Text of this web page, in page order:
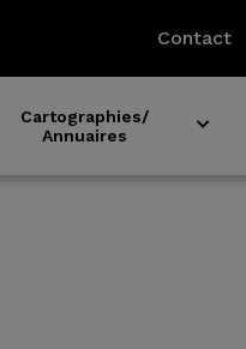
Contact
Cartographies/
Annuaires